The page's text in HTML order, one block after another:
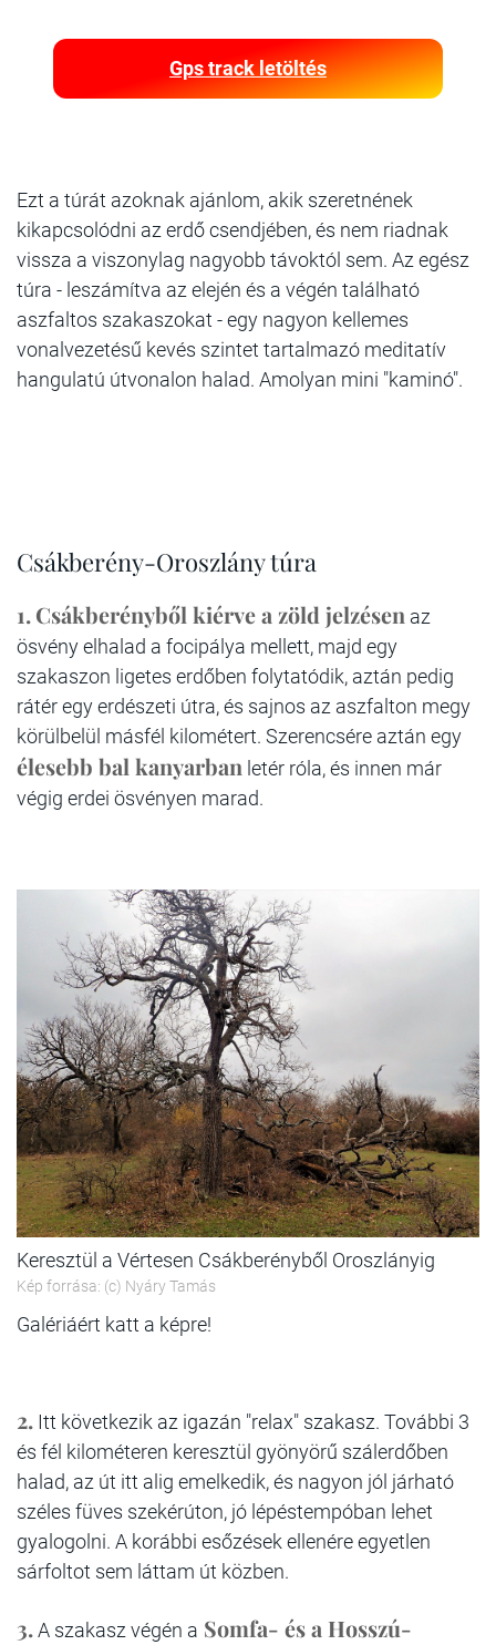
Gps track letöltés
Ezt a túrát azoknak ajánlom, akik szeretnének
kikapcsolódni az erdő csendjében, és nem riadnak
vissza a viszonylag nagyobb távoktól sem. Az egész
túra - leszámítva az elején és a végén található
aszfaltos szakaszokat - egy nagyon kellemes
vonalvezetésű kevés szintet tartalmazó meditatív
hangulatú útvonalon halad. Amolyan mini "kaminó".
Csákberény-Oroszlány túra
1.Csákberényből kiérve a zöld jelzésen az
ösvény elhalad a focipálya mellett, majd egy
szakaszon ligetes erdőben folytatódik, aztán pedig
rátér egy erdészeti útra, és sajnos az aszfalton megy
körülbelül másfél kilométert. Szerencsére aztán egy
élesebb bal kanyarban letér róla, és innen már
végig erdei ösvényen marad.
Keresztül a Vértesen Csákberényből Oroszlányig
Kép forrása: (c) Nyáry Tamás
Galériáért katt a képre!
2. Itt következik az igazán "relax" szakasz. További 3
és fél kilométeren keresztül gyönyörű szálerdőben
halad, az út itt alig emelkedik, és nagyon jól járható
széles füves szekérúton, jó lépéstempóban lehet
gyalogolni. A korábbi esőzések ellenére egyetlen
sárfoltot sem láttam út közben.
3.A szakasz végén a Somfa- és a Hosszú-